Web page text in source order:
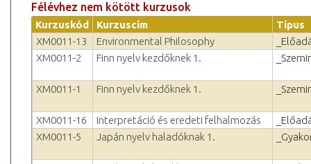
Félévhez nem kötött kurzusok
Kurzuskód Kurzuscím
Típus
XM0011-13
Environmental Philosophy
XM0011-2
Finn nyelv kezdőknek 1.
XM0011-1 Finn nyelv kezdőknek 1.
XM0011-16 Interpretáció és eredeti felhalmozás
XM0011-5
Japán nyelv haladóknak 1.